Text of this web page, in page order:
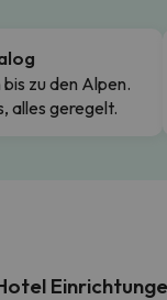
zu den Alpen.
alles geregelt.